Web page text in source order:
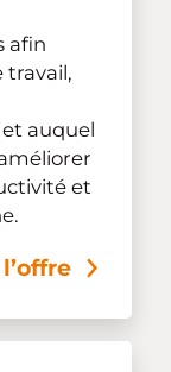
afin
travail,
auquel
et